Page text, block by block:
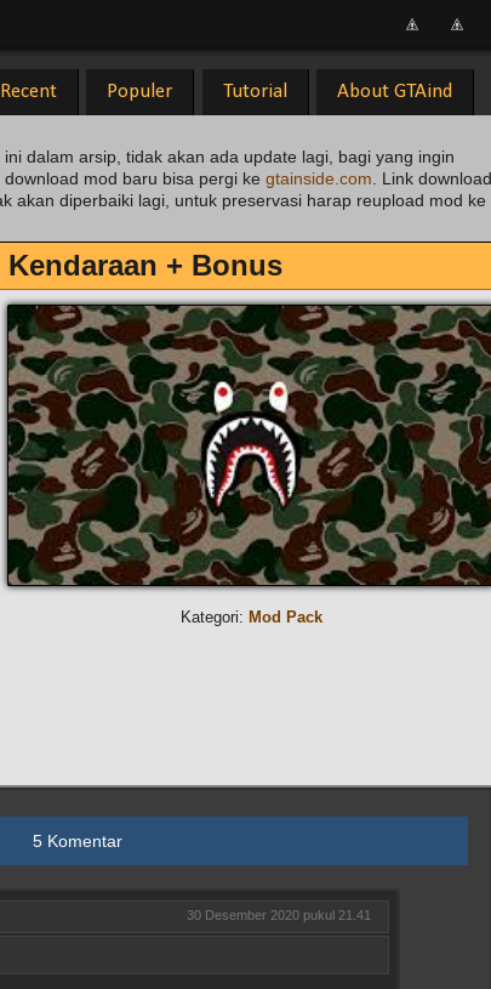
Recent Populer Tutorial About GTAind
ini dalam arsip, tidak akan ada update lagi, bagi yang ingin
download mod baru bisa pergi ke gtainside.com . Link download
akan diperbaiki lagi, untuk preservasi harap reupload mod ke
Kendaraan + Bonus
Kategori: Mod Pack
5 Komentar
30 Desember 2020 pukul 21.41